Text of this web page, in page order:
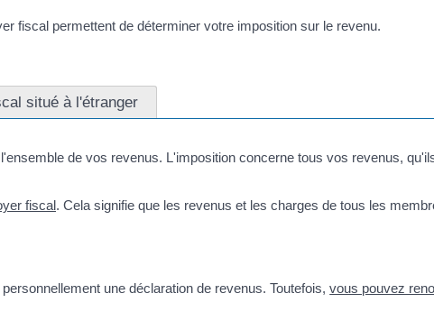
fiscal permettent de déterminer votre imposition sur le revenu.
situé à l'étranger
de vos revenus. L'imposition concerne tous vos revenus,
fiscal. Cela signifie que les revenus et les charges de tous les
une déclaration de revenus. Toutefois,vous pouvez